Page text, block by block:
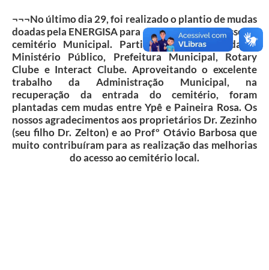
Recursos Liberados
Plano Estratégico
Dados gerais e Obras
Empresa Inidônea
LGPD - Governo Digital
licenciamento ambiental
¬¬¬No último dia 29, foi realizado o plantio de mudas
doadas pela ENERGISA para arborização do acesso ao
cemitério Municipal. Participaram das atividades
Ministério Público, Prefeitura Municipal, Rotary
Clube e Interact Clube. Aproveitando o excelente
trabalho da Administração Municipal, na
recuperação da entrada do cemitério, foram
plantadas cem mudas entre Ypê e Paineira Rosa. Os
nossos agradecimentos aos proprietários Dr. Zezinho
(seu filho Dr. Zelton) e ao Profº Otávio Barbosa que
muito contribuíram para as realização das melhorias
do acesso ao cemitério local.